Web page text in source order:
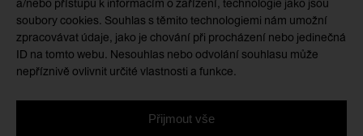
a/nebo přístupu k informacím o zařízení, technologie jako jsou
soubory cookies. Souhlas s těmito technologiemi nám umožní
zpracovávat údaje, jako je chování při procházení nebo jedinečná
ID na tomto webu. Nesouhlas nebo odvolání souhlasu může
nepříznivě ovlivnit určité vlastnosti a funkce.
Přijmout vše
GMU je příspěvkovou organizací zřizovanou
Královéhradeckým krajem